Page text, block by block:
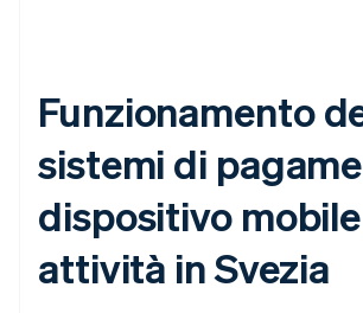
Funzionamento
sistemi di
dispositivo
attività in Svezia